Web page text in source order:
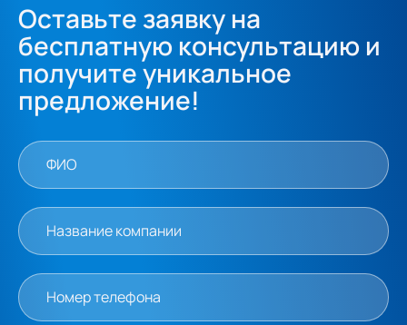
Оставьте заявку на
бесплатную консультацию и
получите уникальное
предложение!